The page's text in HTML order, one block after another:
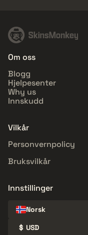
Om oss
Blogg
Hjelpesenter
Why us
Innskudd
Vilkår
Personvernpolicy
Bruksvilkår
Innstillinger
Norsk
$ USD